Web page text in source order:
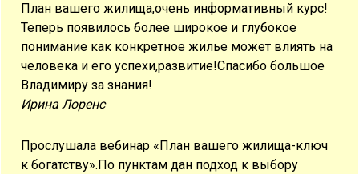
План вашего жилища,очень информативный курс!
Теперь появилось более широкое и глубокое
понимание как конкретное жилье может влиять на
человека и его успехи,развитие!Спасибо большое
Владимиру за знания!
Ирина Лоренс
Прослушала вебинар «План вашего жилища-ключ
к богатству».По пунктам дан подход к выбору